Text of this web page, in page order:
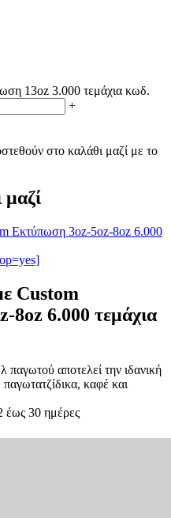
13oz 3.000 τεμάχια κωδ.
+
στο καλάθι μαζί με το
Custom
6.000 τεμάχια
αποτελεί την ιδανική
καφέ και
έως 30 ημέρες